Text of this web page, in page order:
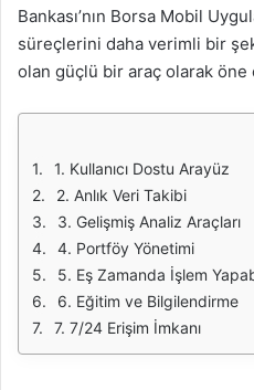
Bankası’nın Borsa Mobil
süreçlerini daha verimli bir
olan güçlü bir araç olarak öne
1. Kullanıcı Dostu Arayüz
2. Anlık Veri Takibi
3. Gelişmiş Analiz Araçları
4. Portföy Yönetimi
5. Eş Zamanda İşlem
6. Eğitim ve Bilgilendirme
7. 7/24 Erişim İmkanı